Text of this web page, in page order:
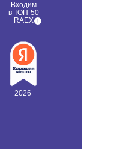
2026
Входим
в ТОП-50
RAEX